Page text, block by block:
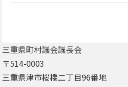
三重県町村議会議長会
〒514-0003
三重県津市桜橋二丁目96番地